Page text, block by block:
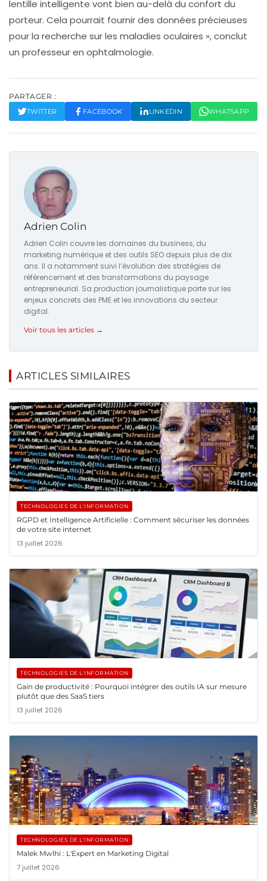
lentille intelligente vont bien au-delà du confort du
porteur. Cela pourrait fournir des données précieuses
pour la recherche sur les maladies oculaires », conclut
un professeur en ophtalmologie.
PARTAGER :
TWITTER FACEBOOK LINKEDIN WHATSAPP
Adrien Colin
Adrien Colin couvre les domaines du business, du
marketing numérique et des outils SEO depuis plus de dix
ans. Il a notamment suivi l’évolution des stratégies de
référencement et des transformations du paysage
entrepreneurial. Sa production journalistique porte sur les
enjeux concrets des PME et les innovations du secteur
digital.
Voir tous les articles →
ARTICLES SIMILAIRES
TECHNOLOGIES DE L'INFORMATION
RGPD et Intelligence Artificielle : Comment sécuriser les données
de votre site internet
13 juillet 2026
TECHNOLOGIES DE L'INFORMATION
Gain de productivité : Pourquoi intégrer des outils IA sur mesure
plutôt que des SaaS tiers
13 juillet 2026
TECHNOLOGIES DE L'INFORMATION
Malek Mwlhi : L'Expert en Marketing Digital
7 juillet 2026